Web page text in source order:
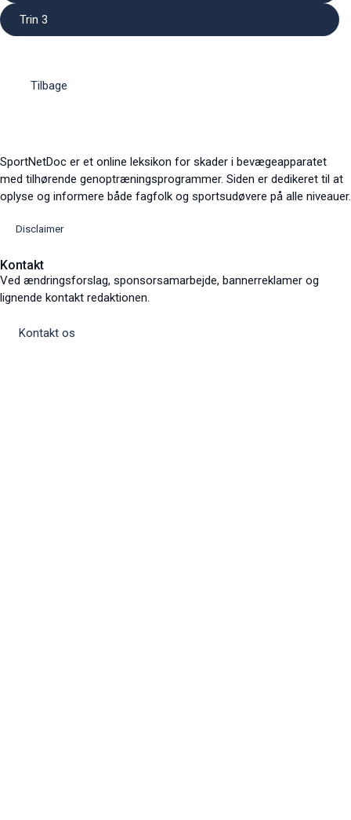
Trin 3
Tilbage
SportNetDoc er et online leksikon for skader i bevægeapparatet
med tilhørende genoptræningsprogrammer. Siden er dedikeret til at
oplyse og informere både fagfolk og sportsudøvere på alle niveauer.
Disclaimer
Kontakt
Ved ændringsforslag, sponsorsamarbejde, bannerreklamer og
lignende kontakt redaktionen.
Kontakt os